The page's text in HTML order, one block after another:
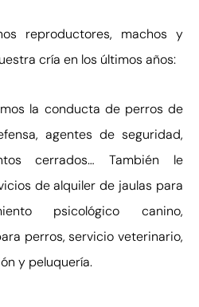
reproductores, machos y
cría en los últimos años:
la conducta de perros de
agentes de seguridad,
cerrados… También le
de alquiler de jaulas para
psicológico canino,
perros, servicio veterinario,
y peluquería.